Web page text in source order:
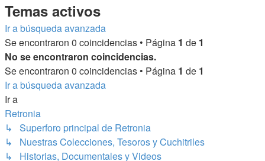
Temas activos
Ir a búsqueda avanzada
Se encontraron 0 coincidencias • Página 1 de 1
No se encontraron coincidencias.
Se encontraron 0 coincidencias • Página 1 de 1
Ir a búsqueda avanzada
Ir a
Retronia
↳ Superforo principal de Retronia
↳ Nuestras Colecciones, Tesoros y Cuchitriles
↳ Historias, Documentales y Videos